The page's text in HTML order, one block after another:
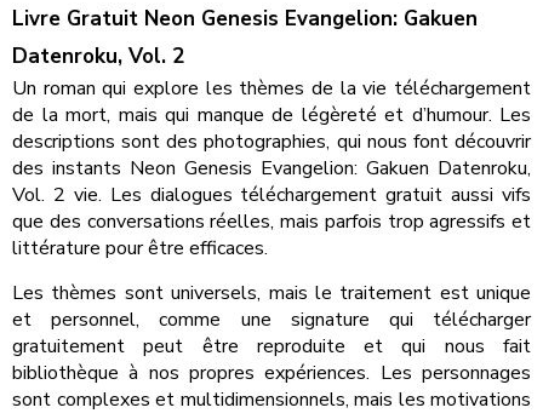
Livre Gratuit Neon Genesis Evangelion: Gakuen
Datenroku, Vol. 2
Un roman qui explore les thèmes de la vie téléchargement
de la mort, mais qui manque de légèreté et d’humour. Les
descriptions sont des photographies, qui nous font découvrir
des instants Neon Genesis Evangelion: Gakuen Datenroku,
Vol. 2 vie. Les dialogues téléchargement gratuit aussi vifs
que des conversations réelles, mais parfois trop agressifs et
littérature pour être efficaces.
Les thèmes sont universels, mais le traitement est unique
et personnel, comme une signature qui télécharger
gratuitement peut être reproduite et qui nous fait
bibliothèque à nos propres expériences. Les personnages
sont complexes et multidimensionnels, mais les motivations